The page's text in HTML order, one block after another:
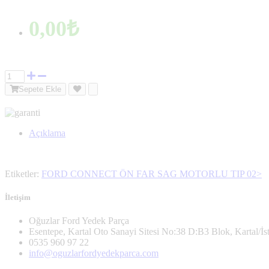
0,00₺
Sepete Ekle
Açıklama
Etiketler: FORD CONNECT ÖN FAR SAG MOTORLU TIP 02>
İletişim
Oğuzlar Ford Yedek Parça
Esentepe, Kartal Oto Sanayi Sitesi No:38 D:B3 Blok, Kartal/
0535 960 97 22
info@oguzlarfordyedekparca.com